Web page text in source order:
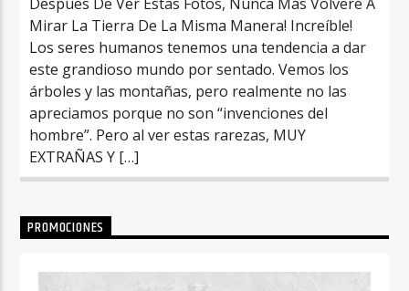
Mirar La Tierra De La Misma Manera! Increíble!
Los seres humanos tenemos una tendencia a dar
este grandioso mundo por sentado. Vemos los
árboles y las montañas, pero realmente no las
apreciamos porque no son “invenciones del
hombre”. Pero al ver estas rarezas, MUY
EXTRAÑAS Y […]
PROMOCIONES